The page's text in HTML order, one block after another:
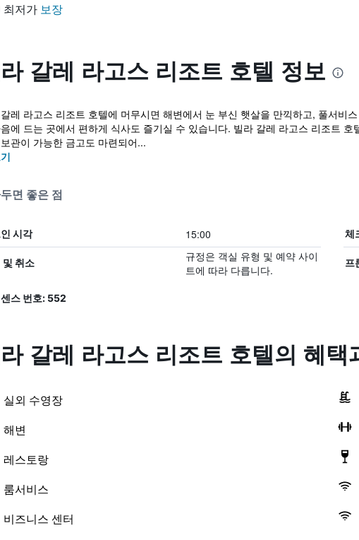
최저가 보장
갈레 라고스 리조트 호텔 정보
레 라고스 리조트 호텔에 머무시면 해변에서 눈 부신 햇살을 만끽하고, 풀서비
에 드는 곳에서 편하게 식사도 즐기실 수 있습니다. 빌라 갈레 라고스 리조트
관이 가능한 금고도 마련되어...
면 좋은 점
시각 15:00 체
및 취소
규정은 객실 유형 및 예약 사이
트에 따라 다릅니다.
프
스 번호: 552
갈레 라고스 리조트 호텔의 혜택​
실외 수영장
해변
레스토랑
룸서비스
비즈니스 센터